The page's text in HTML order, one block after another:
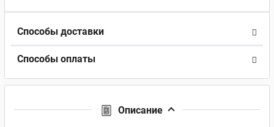
Способы доставки
Способы оплаты
Описание